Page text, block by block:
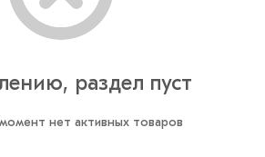
раздел пуст
нет активных товаров